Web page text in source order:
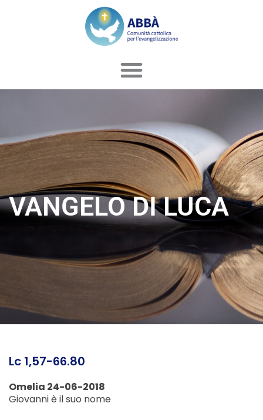
VANGELO DI LUCA
Lc 1,57-66.80
Omelia 24-06-2018
Giovanni è il suo nome